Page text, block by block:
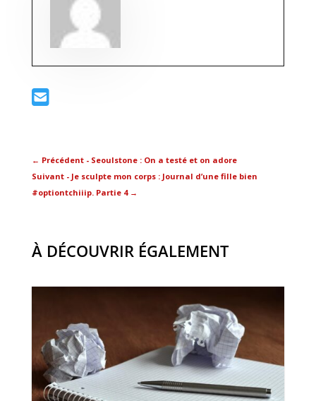
← Précédent - Seoulstone : On a testé et on adore
Suivant - Je sculpte mon corps : Journal d’une fille bien
#optiontchiiip. Partie 4→
À DÉCOUVRIR ÉGALEMENT